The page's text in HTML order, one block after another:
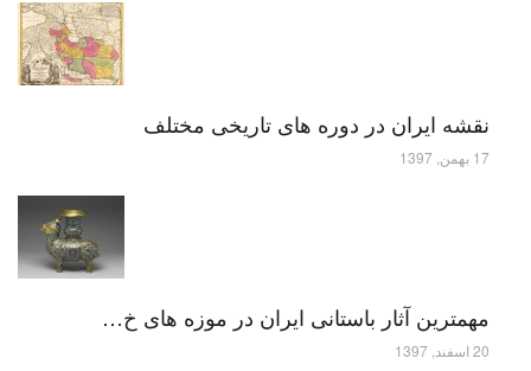
نقشه ایران در دوره های تاریخی مختلف
17 بهمن, 1397
مهمترین آثار باستانی ایران در موزه های خ…
20 اسفند, 1397